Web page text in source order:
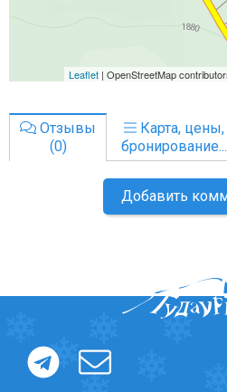
Отзывы
(0)
Карта, цены,
бронирование...
Добавить